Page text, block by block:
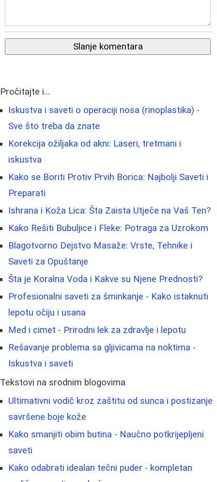
Slanje komentara
Pročitajte i...
Iskustva i saveti o operaciji nosa (rinoplastika) -
Sve što treba da znate
Korekcija ožiljaka od akni: Laseri, tretmani i
iskustva
Kako se Boriti Protiv Prvih Borica: Najbolji Saveti i
Preparati
Ishrana i Koža Lica: Šta Zaista Utječe na Vaš Ten?
Kako Rešiti Bubuljice i Fleke: Potraga za Uzrokom
Blagotvorno Dejstvo Masaže: Vrste, Tehnike i
Saveti za Opuštanje
Šta je Koralna Voda i Kakve su Njene Prednosti?
Profesionalni saveti za šminkanje - Kako istaknuti
lepotu očiju i usana
Med i cimet - Prirodni lek za zdravlje i lepotu
Rešavanje problema sa gljivicama na noktima -
Iskustva i saveti
Tekstovi na srodnim blogovima
Ultimativni vodič kroz zaštitu od sunca i postizanje
savršene boje kože
Kako smanjiti obim butina - Naučno potkrijepljeni
saveti
Kako odabrati idealan tečni puder - kompletan